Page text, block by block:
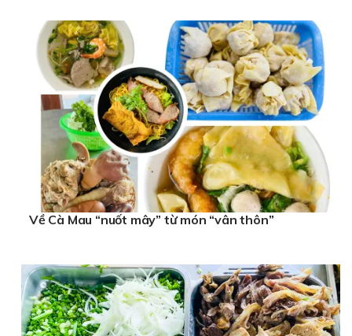
Về Cà Mau “nuốt mây” từ món “vân thôn”